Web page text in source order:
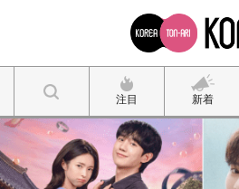
注目 新着